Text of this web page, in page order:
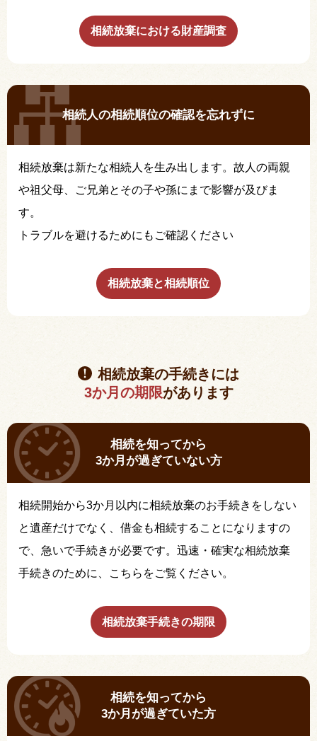
相続放棄における財産調査
相続人の相続順位の確認を忘れずに
相続放棄は新たな相続人を生み出します。故人の両親
や祖父母、ご兄弟とその子や孫にまで影響が及びま
す。
トラブルを避けるためにもご確認ください
相続放棄と相続順位
相続放棄の手続きには
3か月の期限があります
相続を知ってから
3か月が過ぎていない方
相続開始から3か月以内に相続放棄のお手続きをしない
と遺産だけでなく、借金も相続することになりますの
で、急いで手続きが必要です。迅速・確実な相続放棄
手続きのために、こちらをご覧ください。
相続放棄手続きの期限
相続を知ってから
3か月が過ぎていた方